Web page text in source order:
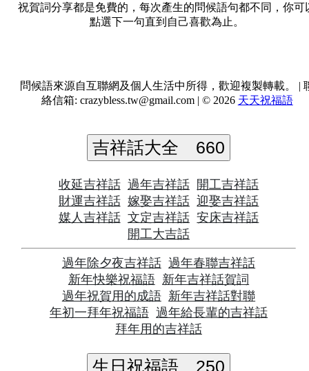
祝賀詞分享都是免費的，每次產生的問候語句都不同，你可
點選下一句直到自己喜歡為止。
問候語來源自互聯網及個人生活中所得，歡迎複製轉載。 |
絡信箱: crazybless.tw@gmail.com| © 2026 天天祝福語
吉祥話大全 660
收延吉祥話 過年吉祥話
開工吉祥話
財運吉祥話 嫁娶吉祥話 迎娶吉祥話
媒人吉祥話 文定吉祥話 安床吉祥話
開工大吉話
過年除夕夜吉祥話 過年春聯吉祥話
新年快樂祝福語 新年吉祥話賀詞
過年祝賀用的成語 新年吉祥話對聯
年初一拜年祝福語 過年給長輩的吉祥話
拜年用的吉祥話
生日祝福語 250